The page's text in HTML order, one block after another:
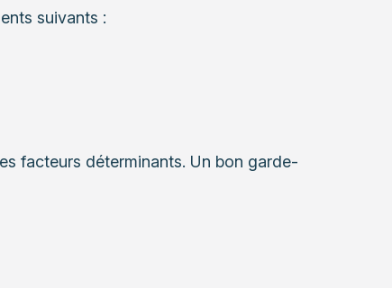
suivants :
facteurs déterminants. Un bon garde-